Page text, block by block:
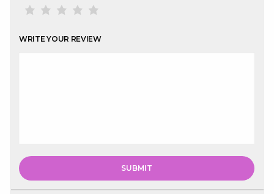
WRITE YOUR REVIEW